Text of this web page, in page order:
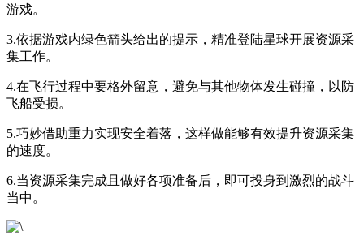
游戏。
3.依据游戏内绿色箭头给出的提示，精准登陆星球开展资源采
集工作。
4.在飞行过程中要格外留意，避免与其他物体发生碰撞，以防
飞船受损。
5.巧妙借助重力实现安全着落，这样做能够有效提升资源采集
的速度。
6.当资源采集完成且做好各项准备后，即可投身到激烈的战斗
当中。